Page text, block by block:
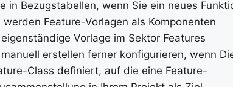
in Bezugstabellen, wenn Sie ein neues
Feature-Vorlagen als Komponenten
Vorlage im Sektor Features
erstellen ferner konfigurieren, wenn
Class definiert, auf die eine Feature-